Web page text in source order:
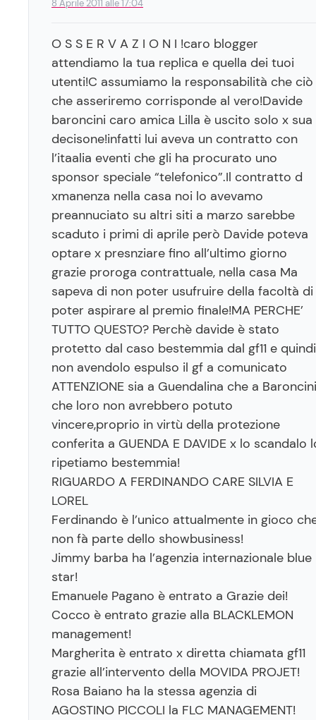
8 Aprile 2011 alle 17:04
O S S E R V A Z I O N I !caro blogger
attendiamo la tua replica e quella dei tuoi
utenti!C assumiamo la responsabilità che ciò
che asseriremo corrisponde al vero!Davide
baroncini caro amica Lilla è uscito solo x sua
decisone!infatti lui aveva un contratto con
l’itaalia eventi che gli ha procurato uno
sponsor speciale “telefonico”.Il contratto d
xmanenza nella casa noi lo avevamo
preannuciato su altri siti a marzo sarebbe
scaduto i primi di aprile però Davide poteva
optare x presnziare fino all’ultimo giorno
grazie proroga contrattuale, nella casa Ma
sapeva di non poter usufruire della facoltà di
poter aspirare al premio finale!MA PERCHE’
TUTTO QUESTO? Perchè davide è stato
protetto dal caso bestemmia dal gf11 e quindi
non avendolo espulso il gf a comunicato
ATTENZIONE sia a Guendalina che a Baroncini
che loro non avrebbero potuto
vincere,proprio in virtù della protezione
conferita a GUENDA E DAVIDE x lo scandalo
ripetiamo bestemmia!
RIGUARDO A FERDINANDO CARE SILVIA E
LOREL
Ferdinando è l’unico attualmente in gioco
non fà parte dello showbusiness!
Jimmy barba ha l’agenzia internazionale blue
star!
Emanuele Pagano è entrato a Grazie dei!
Cocco è entrato grazie alla BLACKLEMON
management!
Margherita è entrato x diretta chiamata gf11
grazie all’intervento della MOVIDA PROJET!
Rosa Baiano ha la stessa agenzia di
AGOSTINO PICCOLI la FLC MANAGEMENT!